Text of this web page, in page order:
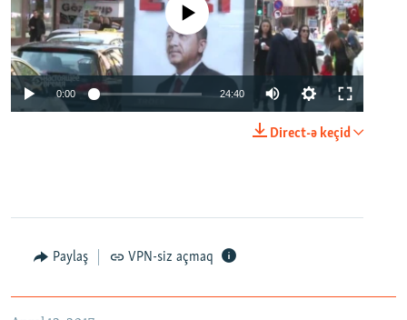
No media source currently available
0:00 24:40
Direct-ə keçid
Paylaş VPN-siz açmaq